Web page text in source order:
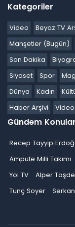
Kategoriler
Video Beyaz TV
Manşetler (Bugün)
Son Dakika
Siyaset
Spor
Dünya
Kadın
Haber Arşivi
Gündem Konular
Recep Tayyip
Ampute Milli Takımı
Yol TV
Alper
Tunç Soyer
Serkan